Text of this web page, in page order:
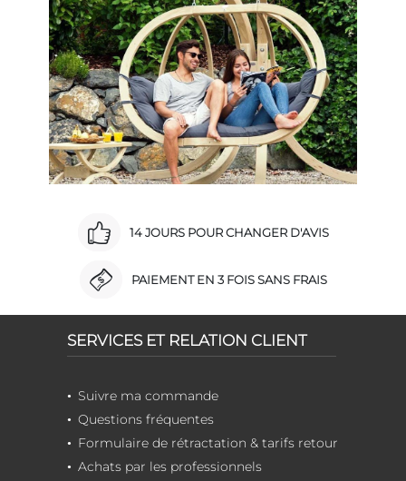
14 JOURS POUR CHANGER D'AVIS
PAIEMENT EN 3 FOIS SANS FRAIS
SERVICES ET RELATION CLIENT
Suivre ma commande
Questions fréquentes
Formulaire de rétractation & tarifs retour
Achats par les professionnels